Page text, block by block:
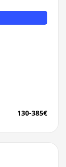
130-385€